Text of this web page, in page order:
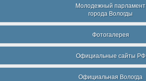
Молодежный парламент
города Вологды
Фотогалерея
Официальные сайты РФ
Официальная Вологда